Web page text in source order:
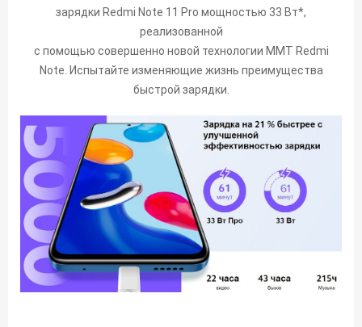
зарядки Redmi Note 11 Pro мощностью 33 Вт*,
реализованной
с помощью совершенно новой технологии MMT Redmi
Note. Испытайте изменяющие жизнь преимущества
быстрой зарядки.